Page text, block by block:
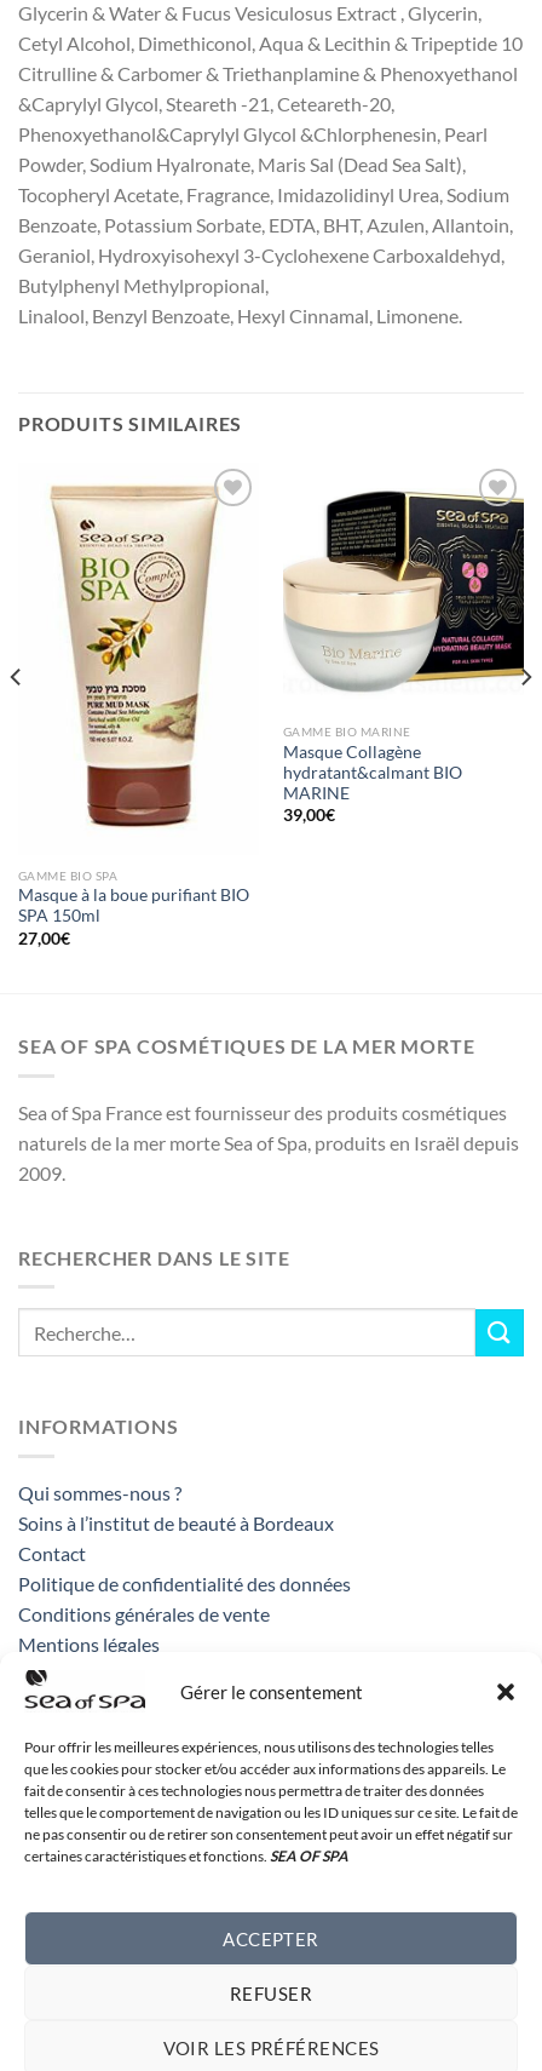
Gérer le consentement
Pour offrir les meilleures expériences, nous utilisons des technologies telles
que les cookies pour stocker et/ou accéder aux informations des appareils. Le
fait de consentir à ces technologies nous permettra de traiter des données
telles que le comportement de navigation ou les ID uniques sur ce site. Le fait de
ne pas consentir ou de retirer son consentement peut avoir un effet négatif sur
certaines caractéristiques et fonctions. SEA OF SPA
ACCEPTER
REFUSER
VOIR LES PRÉFÉRENCES
Glycerin & Water & Fucus Vesiculosus Extract , Glycerin,
Cetyl Alcohol, Dimethiconol, Aqua & Lecithin & Tripeptide 10
Citrulline & Carbomer & Triethanplamine & Phenoxyethanol
&Caprylyl Glycol, Steareth -21, Ceteareth-20,
Phenoxyethanol&Caprylyl Glycol &Chlorphenesin, Pearl
Powder, Sodium Hyalronate, Maris Sal (Dead Sea Salt),
Tocopheryl Acetate, Fragrance, Imidazolidinyl Urea, Sodium
Benzoate, Potassium Sorbate, EDTA, BHT, Azulen, Allantoin,
Geraniol, Hydroxyisohexyl 3-Cyclohexene Carboxaldehyd,
Butylphenyl Methylpropional,
Linalool, Benzyl Benzoate, Hexyl Cinnamal, Limonene.
PRODUITS SIMILAIRES
AJOUTER
À LA
LISTE
D'ENVIES
GAMME BIO SPA
Masque à la boue purifiant BIO
SPA 150ml
27,00€
AJOUTER
À LA
LISTE
D'ENVIES
GAMME BIO MARINE
Masque Collagène
hydratant&calmant BIO
MARINE
39,00€
SEA OF SPA COSMÉTIQUES DE LA MER MORTE
Sea of Spa France est fournisseur des produits cosmétiques
naturels de la mer morte Sea of Spa, produits en Israël depuis
2009.
RECHERCHER DANS LE SITE
INFORMATIONS
Qui sommes-nous ?
Soins à l’institut de beauté à Bordeaux
Contact
Politique de confidentialité des données
Conditions générales de vente
Mentions légales
Sea of Spa France
71 rue des remparts
33 000 Bordeaux
05 56 48 99 32